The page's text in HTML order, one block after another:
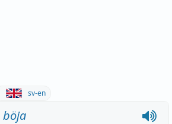
sv-en
böja